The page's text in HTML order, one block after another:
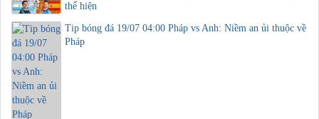
thể hiện
Tip bóng đá 19/07 04:00 Pháp vs Anh: Niềm an ủi thuộc về
Pháp